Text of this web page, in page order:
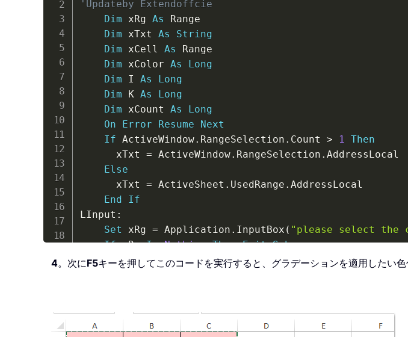
'Updateby Extendoffcie
Dim xRg As Range
Dim xTxt As
String
Dim xCell As Range
Dim xColor As
Long
Dim I As
Long
Dim K As
Long
Dim xCount As
Long
On
Error Resume
Next
If ActiveWindow. RangeSelection . Count > 1 Then
      xTxt
= ActiveWindow. RangeSelection . AddressLocal
Else
      xTxt
= ActiveSheet . UsedRange . AddressLocal
End
If
LInput :
Set xRg = Application . InputBox ( "please select the
If xRg Is Nothing Then Exit Sub
If xRg Areas.Count > 1
Then
4。次にF5キーを押してこのコードを実行すると、グラデーションを適用したい